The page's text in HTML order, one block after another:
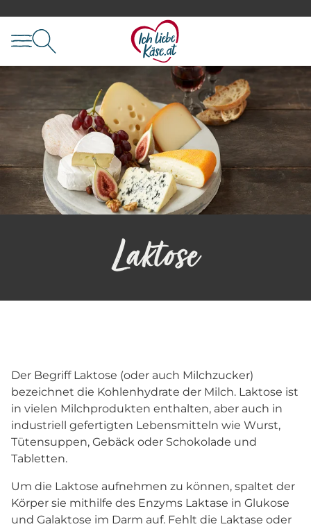
Laktose
Der Begriff Laktose (oder auch Milchzucker)
bezeichnet die Kohlenhydrate der Milch. Laktose ist
in vielen Milchprodukten enthalten, aber auch in
industriell gefertigten Lebensmitteln wie Wurst,
Tütensuppen, Gebäck oder Schokolade und
Tabletten.
Um die Laktose aufnehmen zu können, spaltet der
Körper sie mithilfe des Enzyms Laktase in Glukose
und Galaktose im Darm auf. Fehlt die Laktase oder